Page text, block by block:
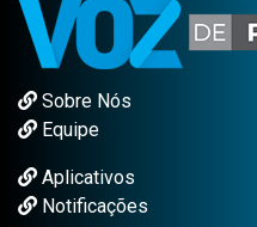
Sobre Nós
Equipe
Aplicativos
Notificações